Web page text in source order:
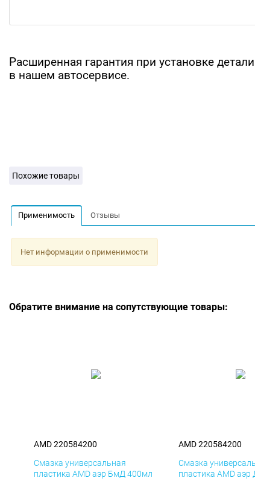
Расширенная гарантия при установке детали
в нашем автосервисе.
Похожие товары
Применимость Отзывы
Нет информации о применимости
Обратите внимание на сопутствующие товары:
AMD 220584200
Смазка универсальная
пластика AMD аэр БмД 400мл
AMD 220584200
Смазка
пластика AMD